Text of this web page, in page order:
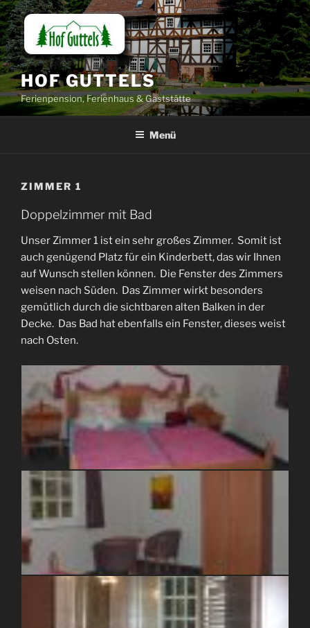
Zum
Inhalt
springen
HOF GUTTELS
Ferienpension, Ferienhaus & Gaststätte
Menü
ZIMMER 1
Doppelzimmer mit Bad
Unser Zimmer 1 ist ein sehr großes Zimmer. Somit ist
auch genügend Platz für ein Kinderbett, das wir Ihnen
auf Wunsch stellen können. Die Fenster des Zimmers
weisen nach Süden. Das Zimmer wirkt besonders
gemütlich durch die sichtbaren alten Balken in der
Decke. Das Bad hat ebenfalls ein Fenster, dieses weist
nach Osten.